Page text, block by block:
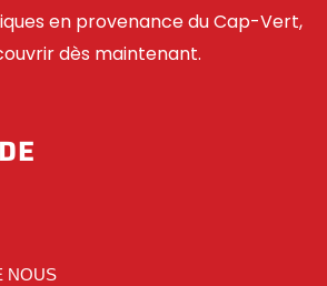
en provenance du Cap-Vert,
dès maintenant.
NOUS